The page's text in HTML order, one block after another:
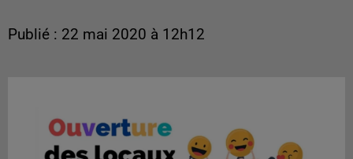
Publié : 22 mai 2020 à 12h12